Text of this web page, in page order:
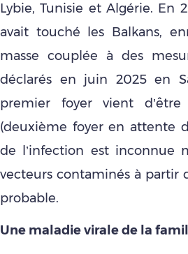
Lybie, Tunisie et Algérie. En
avait touché les Balkans,
masse couplée à des
déclarés en juin 2025 en
premier foyer vient
(deuxième foyer en attente
de l’infection est inconnue
vecteurs contaminés à partir
probable.
Une maladie virale de la